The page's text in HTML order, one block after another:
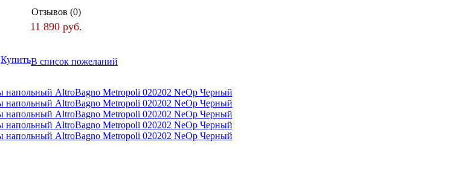
Отзывов (0)
11 890 руб.
КупитьВ список пожеланий